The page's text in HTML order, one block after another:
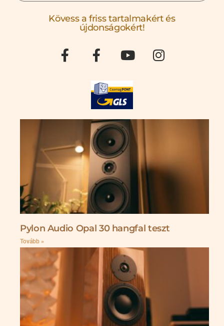
Kövess a friss tartalmakért és
újdonságokért!
Pylon Audio Opal 30 hangfal teszt
Tovább »